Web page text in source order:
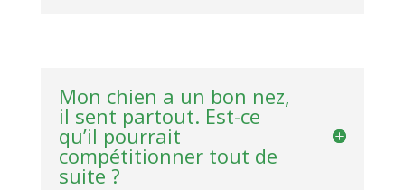
Mon chien a un bon nez,
il sent partout. Est-ce
qu’il pourrait
compétitionner tout de
suite ?